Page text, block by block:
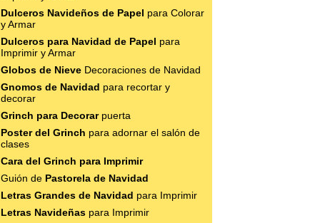
Dulceros Navideños de Papel para Colorar
y Armar
Dulceros para Navidad de Papel para
Imprimir y Armar
Globos de Nieve Decoraciones de Navidad
Gnomos de Navidad para recortar y
decorar
Grinch para Decorarpuerta
Poster del Grinch para adornar el salón de
clases
Cara del Grinch para Imprimir
Guión de Pastorela de Navidad
Letras Grandes de Navidad para Imprimir
Letras Navideñas para Imprimir